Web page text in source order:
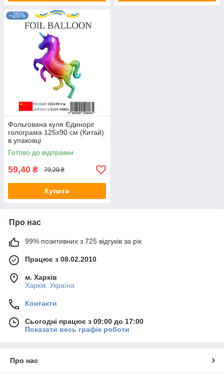
–25%
Фольгована куля Єдиноріг
голограма 125х90 см (Китай)
в упаковці
Готово до відправки
59,40 ₴ 79,20 ₴
Купити
Про нас
99% позитивних з 725 відгуків за рік
Працює з 08.02.2010
м. Харків
Харків, Україна
Контакти
Сьогодні працює з 09:00 до 17:00
Показати весь графік роботи
Про нас